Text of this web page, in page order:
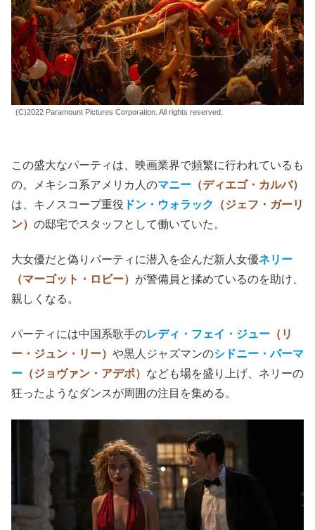
(C)2022 Paramount Pictures Corporation. All rights reserved.
この盛大なパーティは、映画業界で頻繁に行われているも
の。メキシコ系アメリカ人のマニー （ディエゴ・カルバ）
は、キノスコープ重役 ドン・ウォラック
（ジェフ・ガーリ
ン） の邸宅でスタッフとして働いていた。
大女優だと偽りパーティに潜入を企んだ新人女優ネリー
（マーゴット・ロビー） が警備員と揉めているのを助け、
親しくなる。
パーティには中国系歌手のレディ・フェイ・ジュー （リ
ー・ジュン・リー） や黒人ジャズマンのシドニー・パーマ
ー （ジョヴァン・アデポ） なども場を盛り上げ、ネリーの
狂ったようなダンスが周囲の注目を集める。